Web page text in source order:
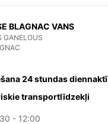
BLAGNAC VANS
GANELOUS
24 stundas diennaktī
transportlīdzekļi
- 12:00